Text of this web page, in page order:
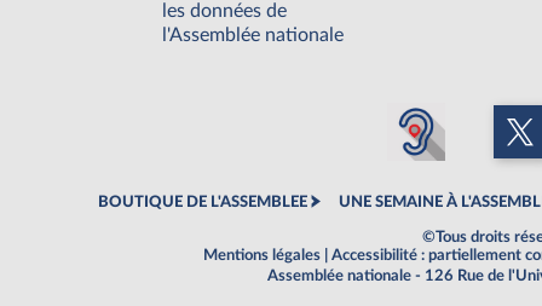
les données de
l'Assemblée nationale
BOUTIQUE DE L'ASSEMBLEE UNE SEMAINE À
©Tous droits
Mentions légales
Accessibilité : partiellement
Assemblée nationale - 126 Rue de